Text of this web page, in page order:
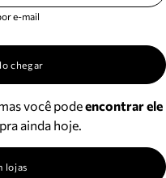
e-mail
chegar
você podeencontrar ele
ainda hoje.
lojas